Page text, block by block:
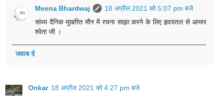
Meena Bhardwaj
18 अप्रैल 2021 को 5:07 pm बजे
सांध्य दैनिक मुखरित मौन में रचना साझा करने के लिए हृदयतल से आभार
श्वेता जी ।
जवाब दें
Onkar 18 अप्रैल 2021 को 4:27 pm बजे